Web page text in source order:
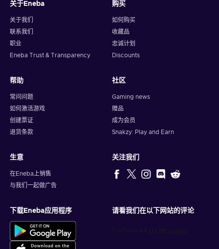
关于Eneba
关于我们
联系我们
职业
Eneba Trust & Transparency
购买
如何购买
收藏品
忠诚计划
Discounts
帮助
常问问题
如何激活游戏
创建票证
退货条款
社区
Gaming news
赠品
成为会员
Snakzy: Play and Earn
生意
在Eneba上销售
与我们一起做广告
关注我们
下载Eneba应用程序 请看我们在以下网站的评论